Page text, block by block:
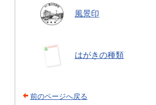
風景印
はがきの種類
前のページへ戻る